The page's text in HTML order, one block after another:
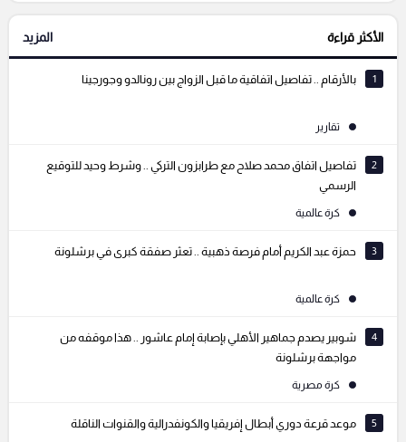
التعليقات السابقة
الأكثر قراءة المزيد
1 بالأرقام .. تفاصيل اتفاقية ما قبل الزواج بين رونالدو وجورجينا
تقارير
2
تفاصيل اتفاق محمد صلاح مع طرابزون التركي .. وشرط وحيد للتوقيع
الرسمي
كرة عالمية
3 حمزة عبد الكريم أمام فرصة ذهبية .. تعثر صفقة كبرى في برشلونة
كرة عالمية
4
شوبير يصدم جماهير الأهلي بإصابة إمام عاشور .. هذا موقفه من
مواجهة برشلونة
كرة مصرية
5 موعد قرعة دوري أبطال إفريقيا والكونفدرالية والقنوات الناقلة